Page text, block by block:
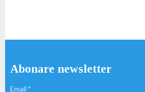
Abonare newsletter
Email *